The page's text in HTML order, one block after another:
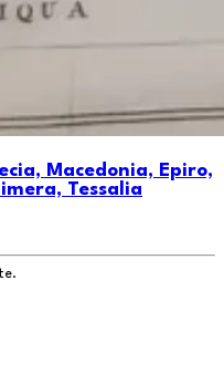
Macedonia, Epiro,
Tessalia